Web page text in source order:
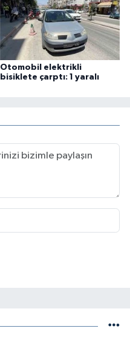
Otomobil elektrikli
bisiklete çarptı: 1 yaralı